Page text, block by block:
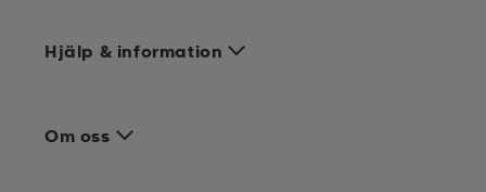
Hjälp & information
Om oss